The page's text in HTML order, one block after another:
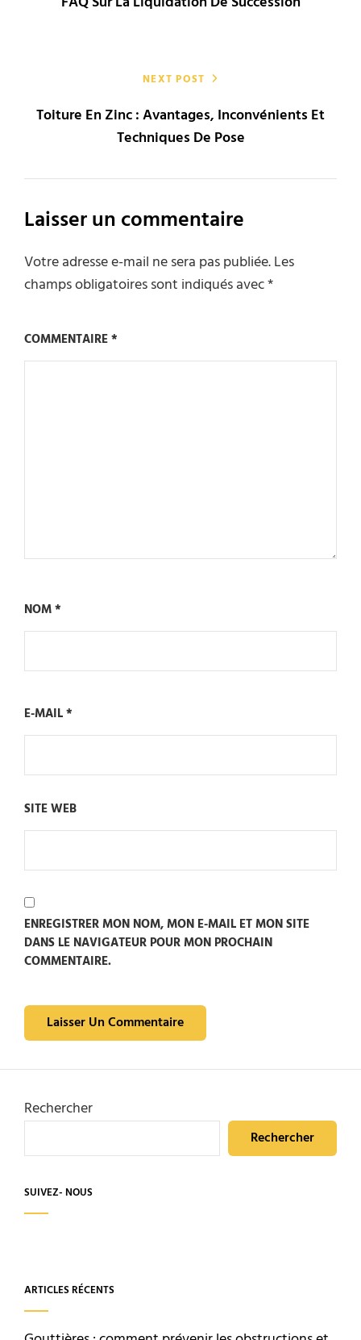
l’article
NEXT POST
Toiture En Zinc : Avantages, Inconvénients Et
Techniques De Pose
Laisser un commentaire
Votre adresse e-mail ne sera pas publiée.Les
champs obligatoires sont indiqués avec*
COMMENTAIRE*
NOM*
E-MAIL*
SITE WEB
ENREGISTRER MON NOM, MON E-MAIL ET MON SITE
DANS LE NAVIGATEUR POUR MON PROCHAIN
COMMENTAIRE.
Rechercher
Rechercher
SUIVEZ- NOUS
ARTICLES RÉCENTS